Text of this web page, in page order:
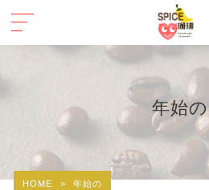
年始の
HOME > 年始の